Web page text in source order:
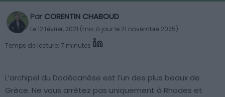
Par CORENTIN CHABOUD
Le 12 février, 2021 (mis à jour le 21 novembre 2025)
Temps de lecture: 7 minutes
L’archipel du Dodécanèse est l’un des plus beaux de
Grèce. Ne vous arrêtez pas uniquement à Rhodes et